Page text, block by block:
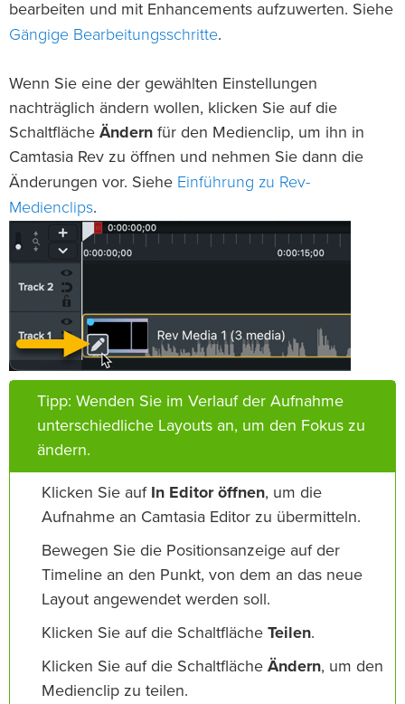
bearbeiten und mit Enhancements aufzuwerten. Siehe
Gängige Bearbeitungsschritte.
Wenn Sie eine der gewählten Einstellungen
nachträglich ändern wollen, klicken Sie auf die
Schaltfläche Ändern für den Medienclip, um ihn in
Camtasia Rev zu öffnen und nehmen Sie dann die
Änderungen vor. Siehe Einführung zu Rev-
Medienclips.
Tipp: Wenden Sie im Verlauf der Aufnahme
unterschiedliche Layouts an, um den Fokus zu
ändern.
Klicken Sie auf In Editor öffnen, um die
Aufnahme an Camtasia Editor zu übermitteln.
Bewegen Sie die Positionsanzeige auf der
Timeline an den Punkt, von dem an das neue
Layout angewendet werden soll.
Klicken Sie auf die Schaltfläche Teilen.
Klicken Sie auf die Schaltfläche Ändern, um den
Medienclip zu teilen.